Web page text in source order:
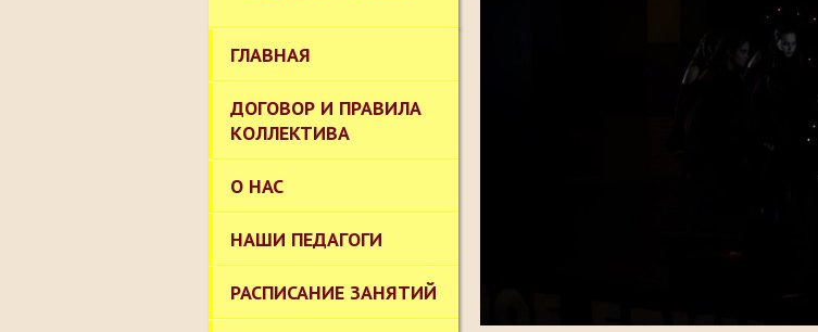
ГЛАВНАЯ
ДОГОВОР И ПРАВИЛА
КОЛЛЕКТИВА
О НАС
НАШИ ПЕДАГОГИ
РАСПИСАНИЕ ЗАНЯТИЙ